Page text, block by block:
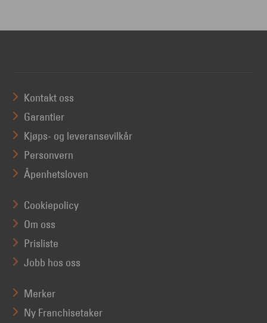
Kontakt oss
Garantier
Kjøps- og leveransevilkår
Personvern
Åpenhetsloven
Cookiepolicy
Om oss
Prisliste
Jobb hos oss
Merker
Ny Franchisetaker